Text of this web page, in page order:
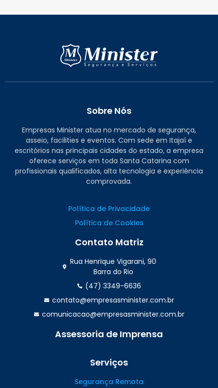
Sobre Nós
Empresas Minister atua no mercado de segurança,
asseio, facilities e eventos. Com sede em Itajaí e
escritórios nas principais cidades do estado, a empresa
oferece serviços em toda Santa Catarina com
profissionais qualificados, alta tecnologia e experiência
comprovada.
Política de Privacidade
Política de Cookies
Contato Matriz
Rua Henrique Vigarani, 90
Barra do Rio
(47) 3349-6636
contato@empresasminister.com.br
comunicacao@empresasminister.com.br
(47) 99988.4642
Assessoria de Imprensa
Serviços
Segurança Remota